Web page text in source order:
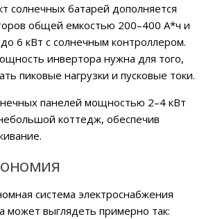
солнечных батарей дополняется
общей емкостью 200–400 А*ч и
6 кВт с солнечным контроллером.
инвертора нужна для того,
пиковые нагрузки и пусковые токи.
панелей мощностью 2–4 кВт
коттедж, обеспечив
система электроснабжения
может выглядеть примерно так: